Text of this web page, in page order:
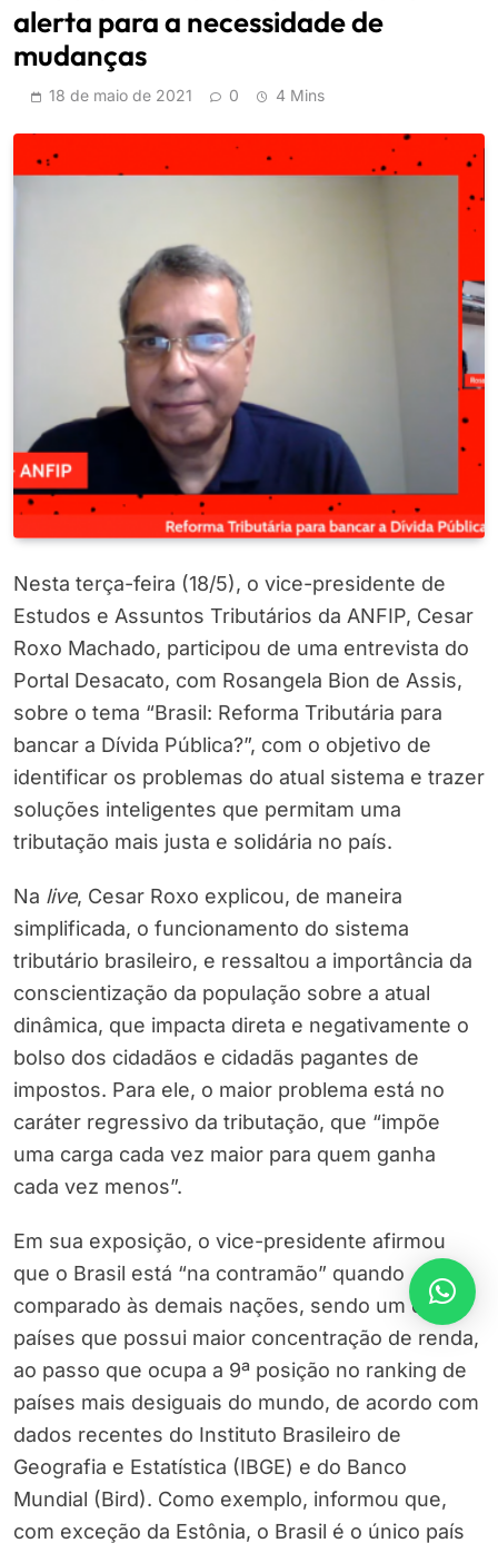
alerta para a necessidade de
mudanças
18 de maio de 2021 0 4 Mins
Nesta terça-feira (18/5), o vice-presidente de
Estudos e Assuntos Tributários da ANFIP, Cesar
Roxo Machado, participou de uma entrevista do
Portal Desacato, com Rosangela Bion de Assis,
sobre o tema “Brasil: Reforma Tributária para
bancar a Dívida Pública?”, com o objetivo de
identificar os problemas do atual sistema e trazer
soluções inteligentes que permitam uma
tributação mais justa e solidária no país.
Na live, Cesar Roxo explicou, de maneira
simplificada, o funcionamento do sistema
tributário brasileiro, e ressaltou a importância da
conscientização da população sobre a atual
dinâmica, que impacta direta e negativamente o
bolso dos cidadãos e cidadãs pagantes de
impostos. Para ele, o maior problema está no
caráter regressivo da tributação, que “impõe
uma carga cada vez maior para quem ganha
cada vez menos”.
Em sua exposição, o vice-presidente afirmou
que o Brasil está “na contramão” quando
comparado às demais nações, sendo um dos
países que possui maior concentração de renda,
ao passo que ocupa a 9ª posição no ranking de
países mais desiguais do mundo, de acordo com
dados recentes do Instituto Brasileiro de
Geografia e Estatística (IBGE) e do Banco
Mundial (Bird). Como exemplo, informou que,
com exceção da Estônia, o Brasil é o único país